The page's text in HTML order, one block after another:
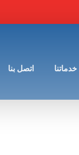
خدماتنا اتصل بنا